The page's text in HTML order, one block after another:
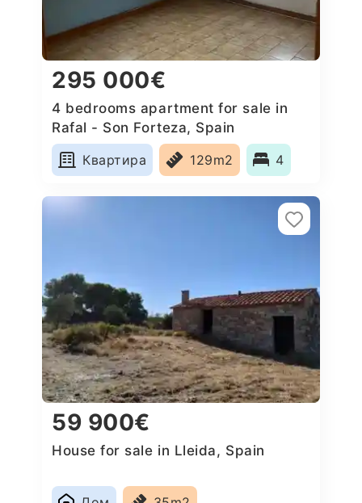
295 000€
4 bedrooms apartment for sale in
Rafal - Son Forteza, Spain
Квартира
129m2 4
59 900€
House for sale in Lleida, Spain